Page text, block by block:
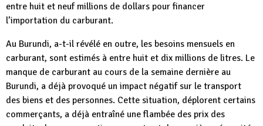
entre huit et neuf millions de dollars pour financer
l’importation du carburant.
Au Burundi, a-t-il révélé en outre, les besoins mensuels en
carburant, sont estimés à entre huit et dix millions de litres. Le
manque de carburant au cours de la semaine dernière au
Burundi, a déjà provoqué un impact négatif sur le transport
des biens et des personnes. Cette situation, déplorent certains
commerçants, a déjà entraîné une flambée des prix des